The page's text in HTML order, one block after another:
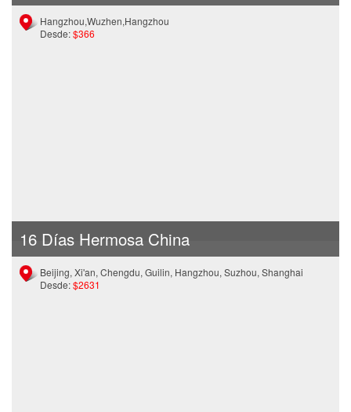
Hangzhou,Wuzhen,Hangzhou
Desde:$366
16 Días Hermosa China
Beijing, Xi'an, Chengdu, Guilin, Hangzhou, Suzhou, Shanghai
Desde:$2631